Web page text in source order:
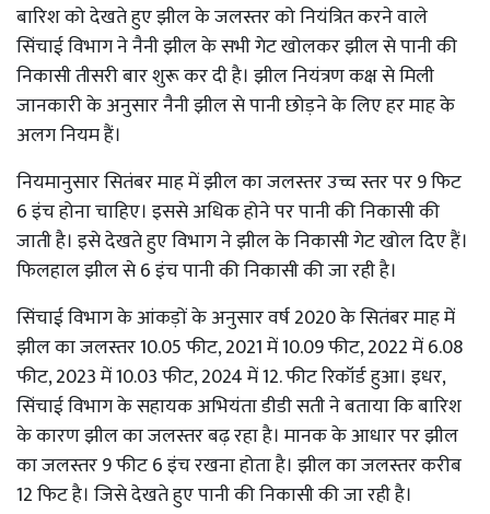
बारिश को देखते हुए झील के जलस्तर को नियंत्रित करने वाले
सिंचाई विभाग ने नैनी झील के सभी गेट खोलकर झील से पानी की
निकासी तीसरी बार शुरू कर दी है। झील नियंत्रण कक्ष से मिली
जानकारी के अनुसार नैनी झील से पानी छोड़ने के लिए हर माह के
अलग नियम हैं।
नियमानुसार सितंबर माह में झील का जलस्तर उच्च स्तर पर 9 फिट
6 इंच होना चाहिए। इससे अधिक होने पर पानी की निकासी की
जाती है। इसे देखते हुए विभाग ने झील के निकासी गेट खोल दिए हैं।
फिलहाल झील से 6 इंच पानी की निकासी की जा रही है।
सिंचाई विभाग के आंकड़ों के अनुसार वर्ष 2020 के सितंबर माह में
झील का जलस्तर 10.05 फीट, 2021 में 10.09 फीट, 2022 में 6.08
फीट, 2023 में 10.03 फीट, 2024 में 12. फीट रिकॉर्ड हुआ। इधर,
सिंचाई विभाग के सहायक अभियंता डीडी सती ने बताया कि बारिश
के कारण झील का जलस्तर बढ़ रहा है। मानक के आधार पर झील
का जलस्तर 9 फीट 6 इंच रखना होता है। झील का जलस्तर करीब
12 फिट है। जिसे देखते हुए पानी की निकासी की जा रही है।